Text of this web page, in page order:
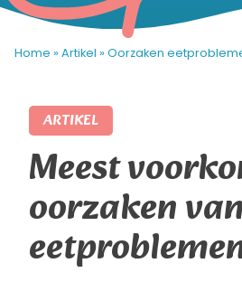
Home » Artikel » Oorzaken
ARTIKEL
Meest
oorzaken van